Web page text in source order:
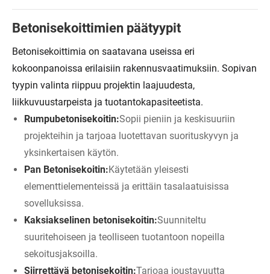
Betonisekoittimien päätyypit
Betonisekoittimia on saatavana useissa eri
kokoonpanoissa erilaisiin rakennusvaatimuksiin. Sopivan
tyypin valinta riippuu projektin laajuudesta,
liikkuvuustarpeista ja tuotantokapasiteetista.
Rumpubetonisekoitin:Sopii pieniin ja keskisuuriin
projekteihin ja tarjoaa luotettavan suorituskyvyn ja
yksinkertaisen käytön.
Pan Betonisekoitin:Käytetään yleisesti
elementtielementeissä ja erittäin tasalaatuisissa
sovelluksissa.
Kaksiakselinen betonisekoitin:Suunniteltu
suuritehoiseen ja teolliseen tuotantoon nopeilla
sekoitusjaksoilla.
Siirrettävä betonisekoitin:Tarjoaa joustavuutta